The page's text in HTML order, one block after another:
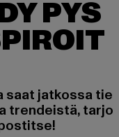
PYS
saat jatkossa tie
trendeistä, tarjo